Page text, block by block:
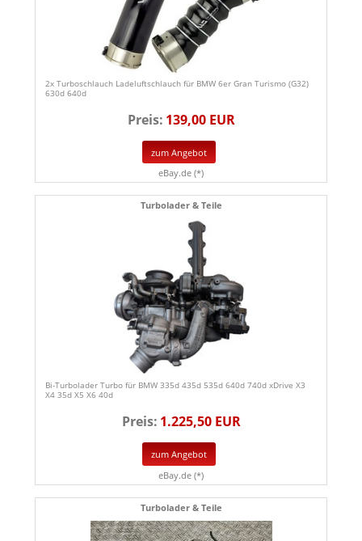
2x Turboschlauch Ladeluftschlauch für BMW 6er Gran Turismo (G32)
630d 640d
Preis: 139,00 EUR
zum Angebot
eBay.de (*)
Turbolader & Teile
Bi-Turbolader Turbo für BMW 335d 435d 535d 640d 740d xDrive X3
X4 35d X5 X6 40d
Preis: 1.225,50 EUR
zum Angebot
eBay.de (*)
Turbolader & Teile